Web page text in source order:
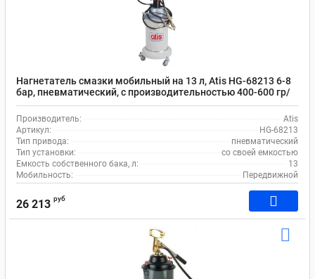
Нагнетатель смазки мобильный на 13 л, Atis HG-68213 6-8
бар, пневматический, с производительностью 400-600 гр/
мин
Производитель:
Atis
Артикул:
HG-68213
Тип привода:
пневматический
Тип установки:
со своей емкостью
Емкость собственного бака, л:
13
Мобильность:
Передвижной
26 213 руб